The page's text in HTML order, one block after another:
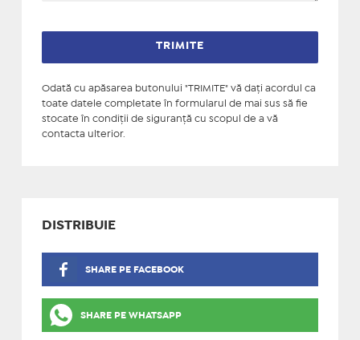
Odată cu apăsarea butonului "TRIMITE" vă daţi acordul ca
toate datele completate în formularul de mai sus să fie
stocate în condiţii de siguranţă cu scopul de a vă
contacta ulterior.
DISTRIBUIE
SHARE PE FACEBOOK
SHARE PE WHATSAPP